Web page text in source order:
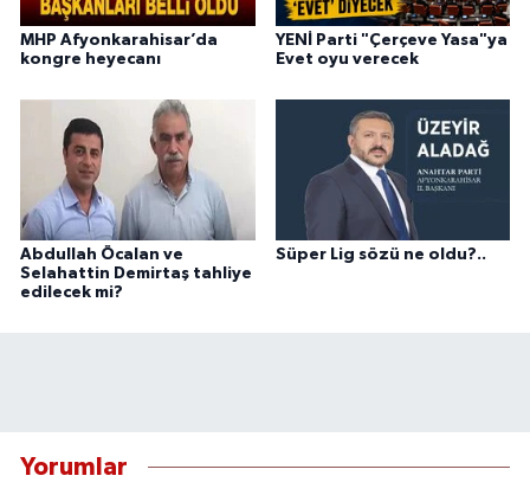
MHP Afyonkarahisar’da
kongre heyecanı
YENİ Parti "Çerçeve Yasa"ya
Evet oyu verecek
Abdullah Öcalan ve
Selahattin Demirtaş tahliye
edilecek mi?
Süper Lig sözü ne oldu?..
Yorumlar